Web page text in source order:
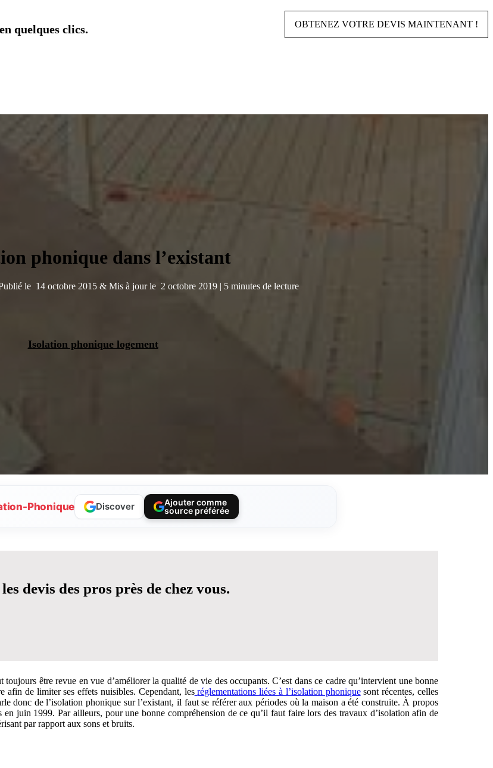
quelques clics. OBTENEZ VOTRE DEVIS MAINTENANT !
phonique dans l’existant
le 14 octobre 2015 & Mis à jour le 2 octobre 2019 | 5 minutes de lecture
Isolation phonique logement
Phonique Discover
Ajouter comme
source préférée
devis des pros près de chez vous.
être revue en vue d’améliorer la qualité de vie des occupants. C’est dans ce cadre qu’intervient une bonne
afin de limiter ses effets nuisibles. Cependant, les réglementations liées à l’isolation phoniquesont récentes, celles
donc de l’isolation phonique sur l’existant, il faut se référer aux périodes où la maison a été construite. À propos
en juin 1999. Par ailleurs, pour une bonne compréhension de ce qu’il faut faire lors des travaux d’isolation afin de
par rapport aux sons et bruits.